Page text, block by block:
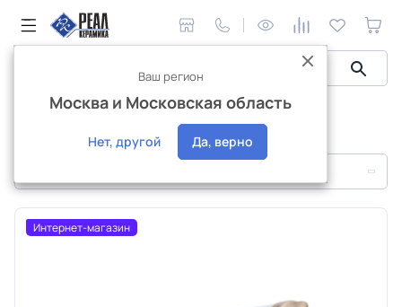
Интерьерное освещение Подсветка для зеркал
Подсветка для зеркал
Интернет-магазин
Ваш регион
Москва и Московская область
Нет, другой Да, верно